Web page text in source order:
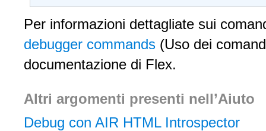
Per informazioni dettagliate sui
debugger commands (Uso dei
documentazione di Flex.
Altri argomenti presenti nell’Aiuto
Debug con AIR HTML Introspector